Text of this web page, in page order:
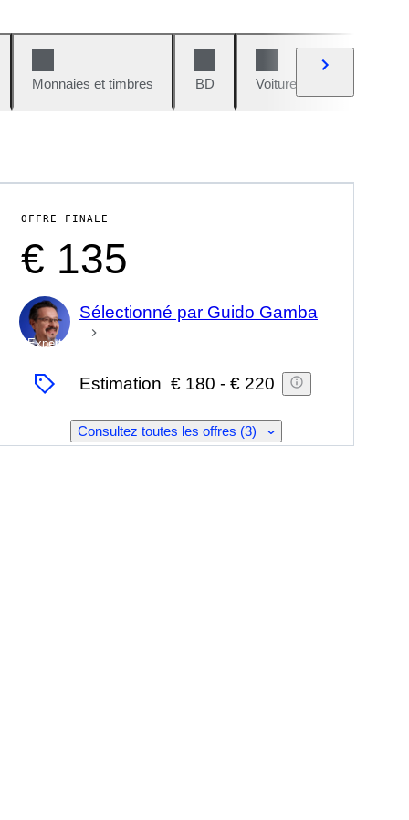
Monnaies et timbres BD Voitures et motos
OFFRE FINALE
€ 135
Expert
Sélectionné par Guido Gamba
Estimation € 180 - € 220
Consultez toutes les offres (3)